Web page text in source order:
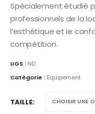
Spécialement étudié
professionnels de la
l’esthétique et le
compétition.
UGS : ND
Catégorie : Equipement
TAILLE